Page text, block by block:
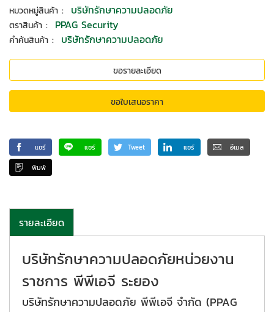
หมวดหมู่สินค้า : บริษัทรักษาความปลอดภัย
ตราสินค้า : PPAG Security
คำค้นสินค้า : บริษัทรักษาความปลอดภัย
ขอรายละเอียด
ขอใบเสนอราคา
แชร์ แชร์ Tweet แชร์ อีเมล
พิมพ์
รายละเอียด
บริษัทรักษาความปลอดภัยหน่วยงาน
ราชการ พีพีเอจี ระยอง
บริษัทรักษาความปลอดภัย พีพีเอจี จำกัด (PPAG